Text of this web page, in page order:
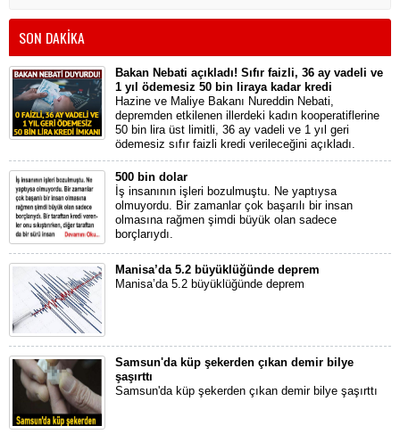
SON DAKİKA
Bakan Nebati açıkladı! Sıfır faizli, 36 ay vadeli ve
1 yıl ödemesiz 50 bin liraya kadar kredi
Hazine ve Maliye Bakanı Nureddin Nebati,
depremden etkilenen illerdeki kadın kooperatiflerine
50 bin lira üst limitli, 36 ay vadeli ve 1 yıl geri
ödemesiz sıfır faizli kredi verileceğini açıkladı.
500 bin dolar
İş insanının işleri bozulmuştu. Ne yaptıysa
olmuyordu. Bir zamanlar çok başarılı bir insan
olmasına rağmen şimdi büyük olan sadece
borçlarıydı.
Manisa’da 5.2 büyüklüğünde deprem
Manisa’da 5.2 büyüklüğünde deprem
Samsun'da küp şekerden çıkan demir bilye
şaşırttı
Samsun'da küp şekerden çıkan demir bilye şaşırttı